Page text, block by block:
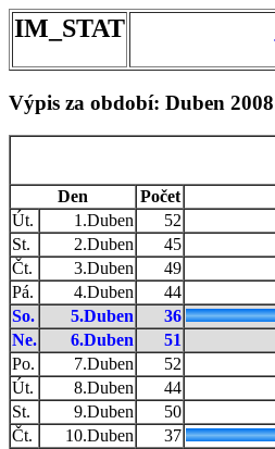
IM_STAT
Výpis za období: Duben 2008
Den
Počet
Út.
1.Duben 52
St.
2.Duben 45
Čt.
3.Duben 49
Pá.
4.Duben 44
So.
5.Duben 36
Ne.
6.Duben 51
Po.
7.Duben 52
Út.
8.Duben 44
St.
9.Duben 50
Čt.
10.Duben 37